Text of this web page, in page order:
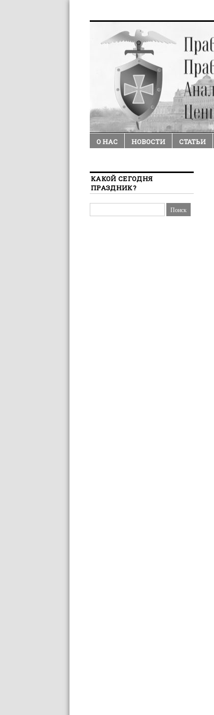
О НАС НОВОСТИ СТАТЬИ
КАКОЙ СЕГОДНЯ
ПРАЗДНИК?